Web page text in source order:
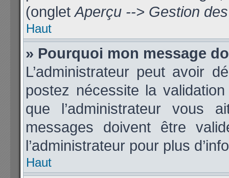
(ongletAperçu --> Gestion
Haut
» Pourquoi mon message
L’administrateur peut avoir
postez nécessite la
que l’administrateur vous
messages doivent être
l’administrateur pour plus
Haut